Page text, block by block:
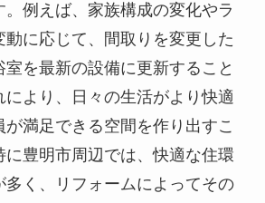
例えば、家族構成の変化やラ
動に応じて、間取りを変更した
室を最新の設備に更新すること
により、日々の生活がより快適
満足できる空間を作り出すこ
に豊明市周辺では、快適な住環
多く、リフォームによってその